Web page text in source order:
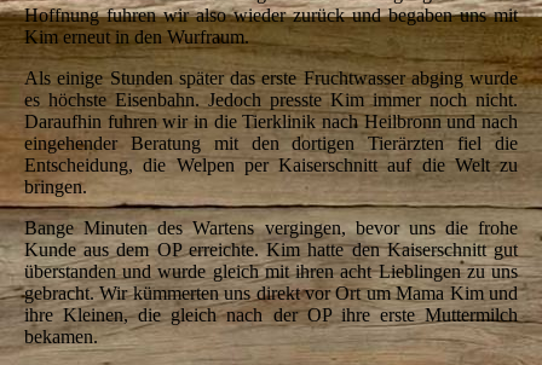
Hoffnung fuhren wir also wieder zurück und begaben uns mit
Kim erneut in den Wurfraum.
Als einige Stunden später das erste Fruchtwasser abging wurde
es höchste Eisenbahn. Jedoch presste Kim immer noch nicht.
Daraufhin fuhren wir in die Tierklinik nach Heilbronn und nach
eingehender Beratung mit den dortigen Tierärzten fiel die
Entscheidung, die Welpen per Kaiserschnitt auf die Welt zu
bringen.
Bange Minuten des Wartens vergingen, bevor uns die frohe
Kunde aus dem OP erreichte. Kim hatte den Kaiserschnitt gut
überstanden und wurde gleich mit ihren acht Lieblingen zu uns
gebracht. Wir kümmerten uns direkt vor Ort um Mama Kim und
ihre Kleinen, die gleich nach der OP ihre erste Muttermilch
bekamen.